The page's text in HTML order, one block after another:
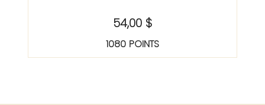
54,00 $
1080 POINTS